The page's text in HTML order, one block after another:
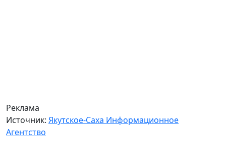
Реклама
Источник: Якутское-Саха Информационное
Агентство